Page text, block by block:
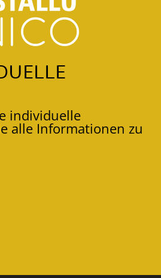
individuelle
alle Informationen zu